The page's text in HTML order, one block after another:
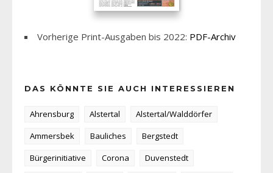
Vorherige Print-Ausgaben bis 2022: PDF-Archiv
DAS KÖNNTE SIE AUCH INTERESSIEREN
Ahrensburg Alstertal
Alstertal/Walddörfer
Ammersbek
Bauliches
Bergstedt
Bürgerinitiative
Corona
Duvenstedt